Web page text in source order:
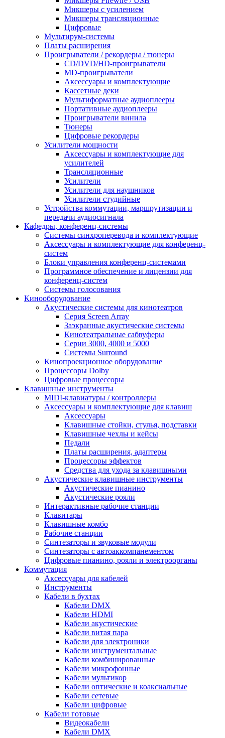
Микшеры с усилением
Микшеры трансляционные
Цифровые
Мультирум-системы
Платы расширения
Проигрыватели / рекордеры / тюнеры
CD/DVD/HD-проигрыватели
MD-проигрыватели
Аксессуары и комплектующие
Кассетные деки
Мультиформатные аудиоплееры
Портативные аудиоплееры
Проигрыватели винила
Тюнеры
Цифровые рекордеры
Усилители мощности
Аксессуары и комплектующие для
усилителей
Трансляционные
Усилители
Усилители для наушников
Усилители студийные
Устройства коммутации, маршрутизации и
передачи аудиосигнала
Кафедры, конференц-системы
Cистемы синхроперевода и комплектующие
Аксессуары и комплектующие для конференц-
систем
Блоки управления конференц-системами
Программное обеспечение и лицензии для
конференц-систем
Системы голосования
Кинооборудование
Акустические системы для кинотеатров
Cерия Screen Array
Заэкранные акустические системы
Кинотеатральные сабвуферы
Серии 3000, 4000 и 5000
Системы Surround
Кинопроекционное оборудование
Процессоры Dolby
Цифровые процессоры
Клавишные инструменты
MIDI-клавиатуры / контроллеры
Аксессуары и комплектующие для клавиш
Аксессуары
Клавишные стойки, стулья, подставки
Клавишные чехлы и кейсы
Педали
Платы расширения, адаптеры
Процессоры эффектов
Средства для ухода за клавишными
Акустические клавишные инструменты
Акустические пианино
Акустические рояли
Интерактивные рабочие станции
Клавитары
Клавишные комбо
Рабочие станции
Синтезаторы и звуковые модули
Синтезаторы с автоаккомпанементом
Цифровые пианино, рояли и электроорганы
Коммутация
Аксессуары для кабелей
Инструменты
Кабели в бухтах
Кабели DMX
Кабели HDMI
Кабели акустические
Кабели витая пара
Кабели для электроники
Кабели инструментальные
Кабели комбинированные
Кабели микрофонные
Кабели мультикор
Кабели оптические и коаксиальные
Кабели сетевые
Кабели цифровые
Кабели готовые
Видеокабели
Кабели DMX